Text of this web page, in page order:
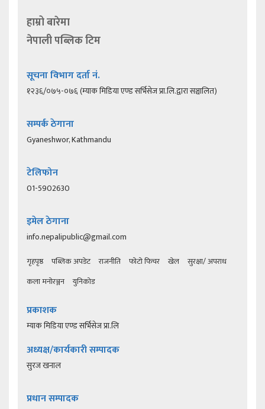
हाम्रो बारेमा
नेपाली पब्लिक टिम
सूचना विभाग दर्ता नं.
१२३६/०७५-०७६ (म्याक मिडिया एण्ड सर्भिसेज प्रा.लि.द्वारा सञ्चालित)
सम्पर्क ठेगाना
Gyaneshwor, Kathmandu
टेलिफोन
01-5902630
इमेल ठेगाना
info.nepalipublic@gmail.com
गृहपृष्ठ पब्लिक अपडेट राजनीति फोटो फिचर खेल
सुरक्षा/ अपराध
कला मनोरञ्जन
युनिकोड
प्रकाशक
म्याक मिडिया एण्ड सर्भिसेज प्रा.लि
अध्यक्ष/कार्यकारी सम्पादक
सुरज खनाल
प्रधान सम्पादक